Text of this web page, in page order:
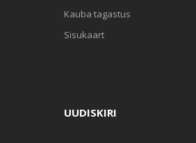
Kauba tagastus
Sisukaart
UUDISKIRI